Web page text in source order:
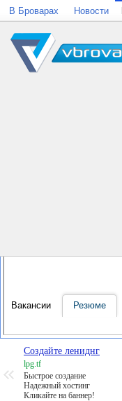
Создайте лениднг
lpg.tf
Быстрое создание
Надежный хостинг
Кликайте на баннер!
В Броварах Новости
Вакансии Резюме